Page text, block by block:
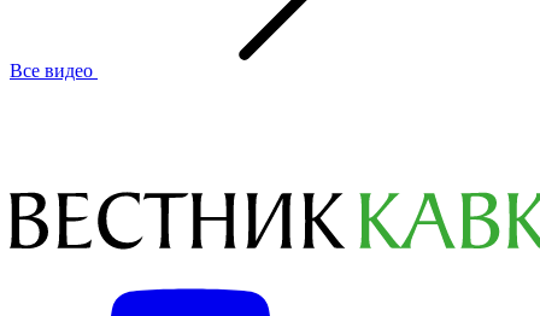
Все видео